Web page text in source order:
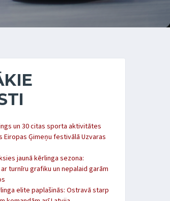
un 30 citas sporta aktivitātes
Eiropas Ģimeņu festivālā Uzvaras
jaunā kērlinga sezona:
turnīru grafiku un nepalaid garām
elite paplašinās: Ostravā starp